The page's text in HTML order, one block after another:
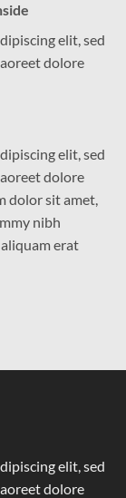
elit, sed
dolore
elit, sed
dolore
dolor sit amet,
nibh
erat
elit, sed
dolore